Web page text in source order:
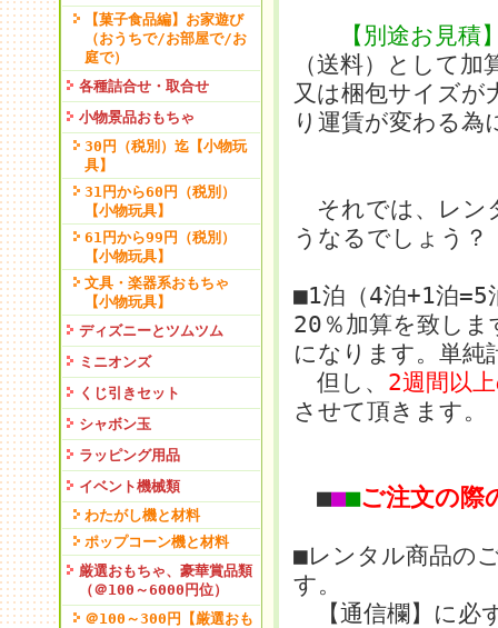
【菓子食品編】お家遊び
（おうちで/お部屋で/お
庭で）
各種詰合せ・取合せ
小物景品おもちゃ
30円（税別）迄【小物玩
具】
31円から60円（税別）
【小物玩具】
61円から99円（税別）
【小物玩具】
文具・楽器系おもちゃ
【小物玩具】
ディズニーとツムツム
ミニオンズ
くじ引きセット
シャボン玉
ラッピング用品
イベント機械類
わたがし機と材料
ポップコーン機と材料
厳選おもちゃ、豪華賞品類
（＠100～6000円位）
＠100～300円【厳選おも
【別途お見積
（送料）として
又は梱包サイズが
り運賃が変わる為
それでは、レン
うなるでしょう？
■1泊（4泊+1泊=5
20％加算を致し
になります。単純
但し、 2週間以
させて頂きます。
■■■ご注文の際
■レンタル商品の
す。
【通信欄】に必